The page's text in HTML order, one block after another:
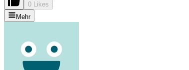
0 Likes
Mehr